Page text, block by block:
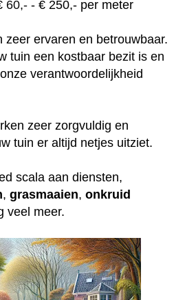
60,- - € 250,- per meter
zeer ervaren en betrouwbaar.
tuin een kostbaar bezit is en
verantwoordelijkheid
zeer zorgvuldig en
tuin er altijd netjes uitziet.
scala aan diensten,
, grasmaaien, onkruid
veel meer.